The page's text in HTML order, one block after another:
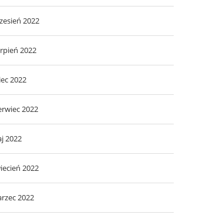
2022
2022
2022
2022
2022
2022
2022